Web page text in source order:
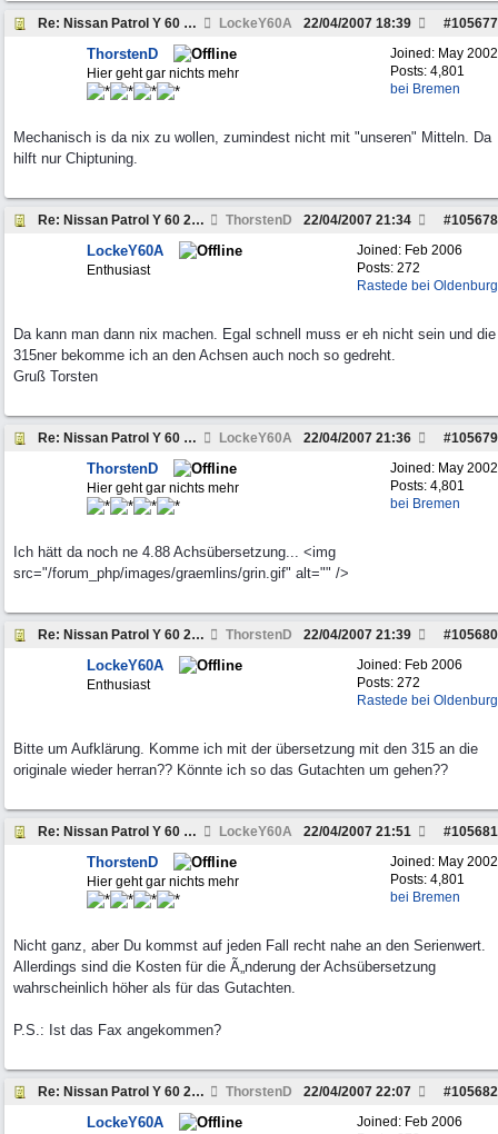
Re: Nissan Patrol Y 60 2,8 TD ESP Optimierung auf LockeY60A #105677
22/04/2007 18:39
Joined: May 2002
Posts: 4,801
bei Bremen
ThorstenD
Hier geht gar nichts mehr
Mechanisch is da nix zu wollen, zumindest nicht mit "unseren" Mitteln. Da
hilft nur Chiptuning.
Re: Nissan Patrol Y 60 2,8 TD ESP Optimierung auf ThorstenD #105678
22/04/2007 21:34
Joined: Feb 2006
Posts: 272
Rastede bei Oldenburg
LockeY60A
Enthusiast
Da kann man dann nix machen. Egal schnell muss er eh nicht sein und die
315ner bekomme ich an den Achsen auch noch so gedreht.
Gruß Torsten
Re: Nissan Patrol Y 60 2,8 TD ESP Optimierung auf LockeY60A #105679
22/04/2007 21:36
Joined: May 2002
Posts: 4,801
bei Bremen
ThorstenD
Hier geht gar nichts mehr
Ich hätt da noch ne 4.88 Achsübersetzung... <img
src="/forum_php/images/graemlins/grin.gif" alt="" />
Re: Nissan Patrol Y 60 2,8 TD ESP Optimierung auf ThorstenD #105680
22/04/2007 21:39
Joined: Feb 2006
Posts: 272
Rastede bei Oldenburg
LockeY60A
Enthusiast
Bitte um Aufklärung. Komme ich mit der übersetzung mit den 315 an die
originale wieder herran?? Könnte ich so das Gutachten um gehen??
Re: Nissan Patrol Y 60 2,8 TD ESP Optimierung auf LockeY60A #105681
22/04/2007 21:51
Joined: May 2002
Posts: 4,801
bei Bremen
ThorstenD
Hier geht gar nichts mehr
Nicht ganz, aber Du kommst auf jeden Fall recht nahe an den Serienwert.
Allerdings sind die Kosten für die Ã„nderung der Achsübersetzung
wahrscheinlich höher als für das Gutachten.
P.S.: Ist das Fax angekommen?
Re: Nissan Patrol Y 60 2,8 TD ESP Optimierung auf ThorstenD #105682
22/04/2007 22:07
Joined: Feb 2006
LockeY60A